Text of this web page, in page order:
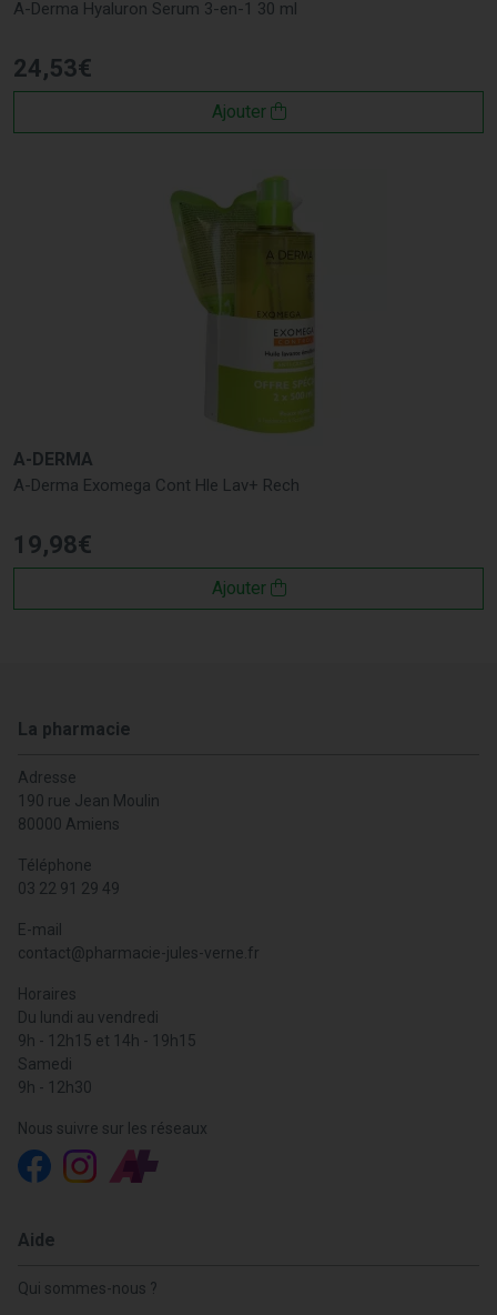
A-Derma Hyaluron Serum 3-en-1 30 ml
24,53€
Ajouter
A-DERMA
A-Derma Exomega Cont Hle Lav+ Rech
19,98€
Ajouter
La pharmacie
Adresse
190 rue Jean Moulin
80000 Amiens
Téléphone
03 22 91 29 49
E-mail
contact@pharmacie-jules-verne.fr
Horaires
Du lundi au vendredi
9h - 12h15 et 14h - 19h15
Samedi
9h - 12h30
Nous suivre sur les réseaux
Aide
Qui sommes-nous ?